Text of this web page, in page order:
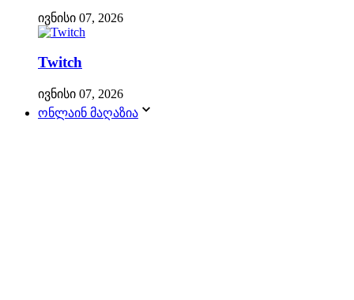
ივნისი 07, 2026
Twitch
ივნისი 07, 2026
ონლაინ მაღაზია